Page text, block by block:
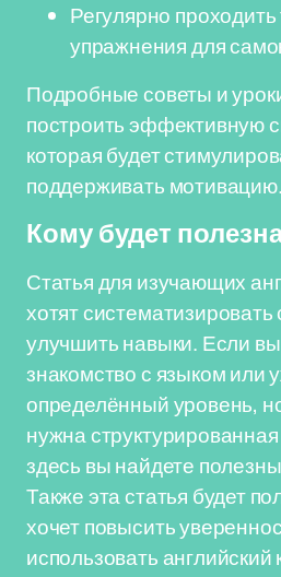
Регулярно
упражнения для
Подробные советы и
построить эффективную
которая будет
поддерживать мотивацию.
Кому будет
Статья для изучающих
хотят систематизировать
улучшить навыки. Если
знакомство с языком или
определённый уровень,
нужна
здесь вы найдете
Также эта статья будет
хочет повысить
использовать английский